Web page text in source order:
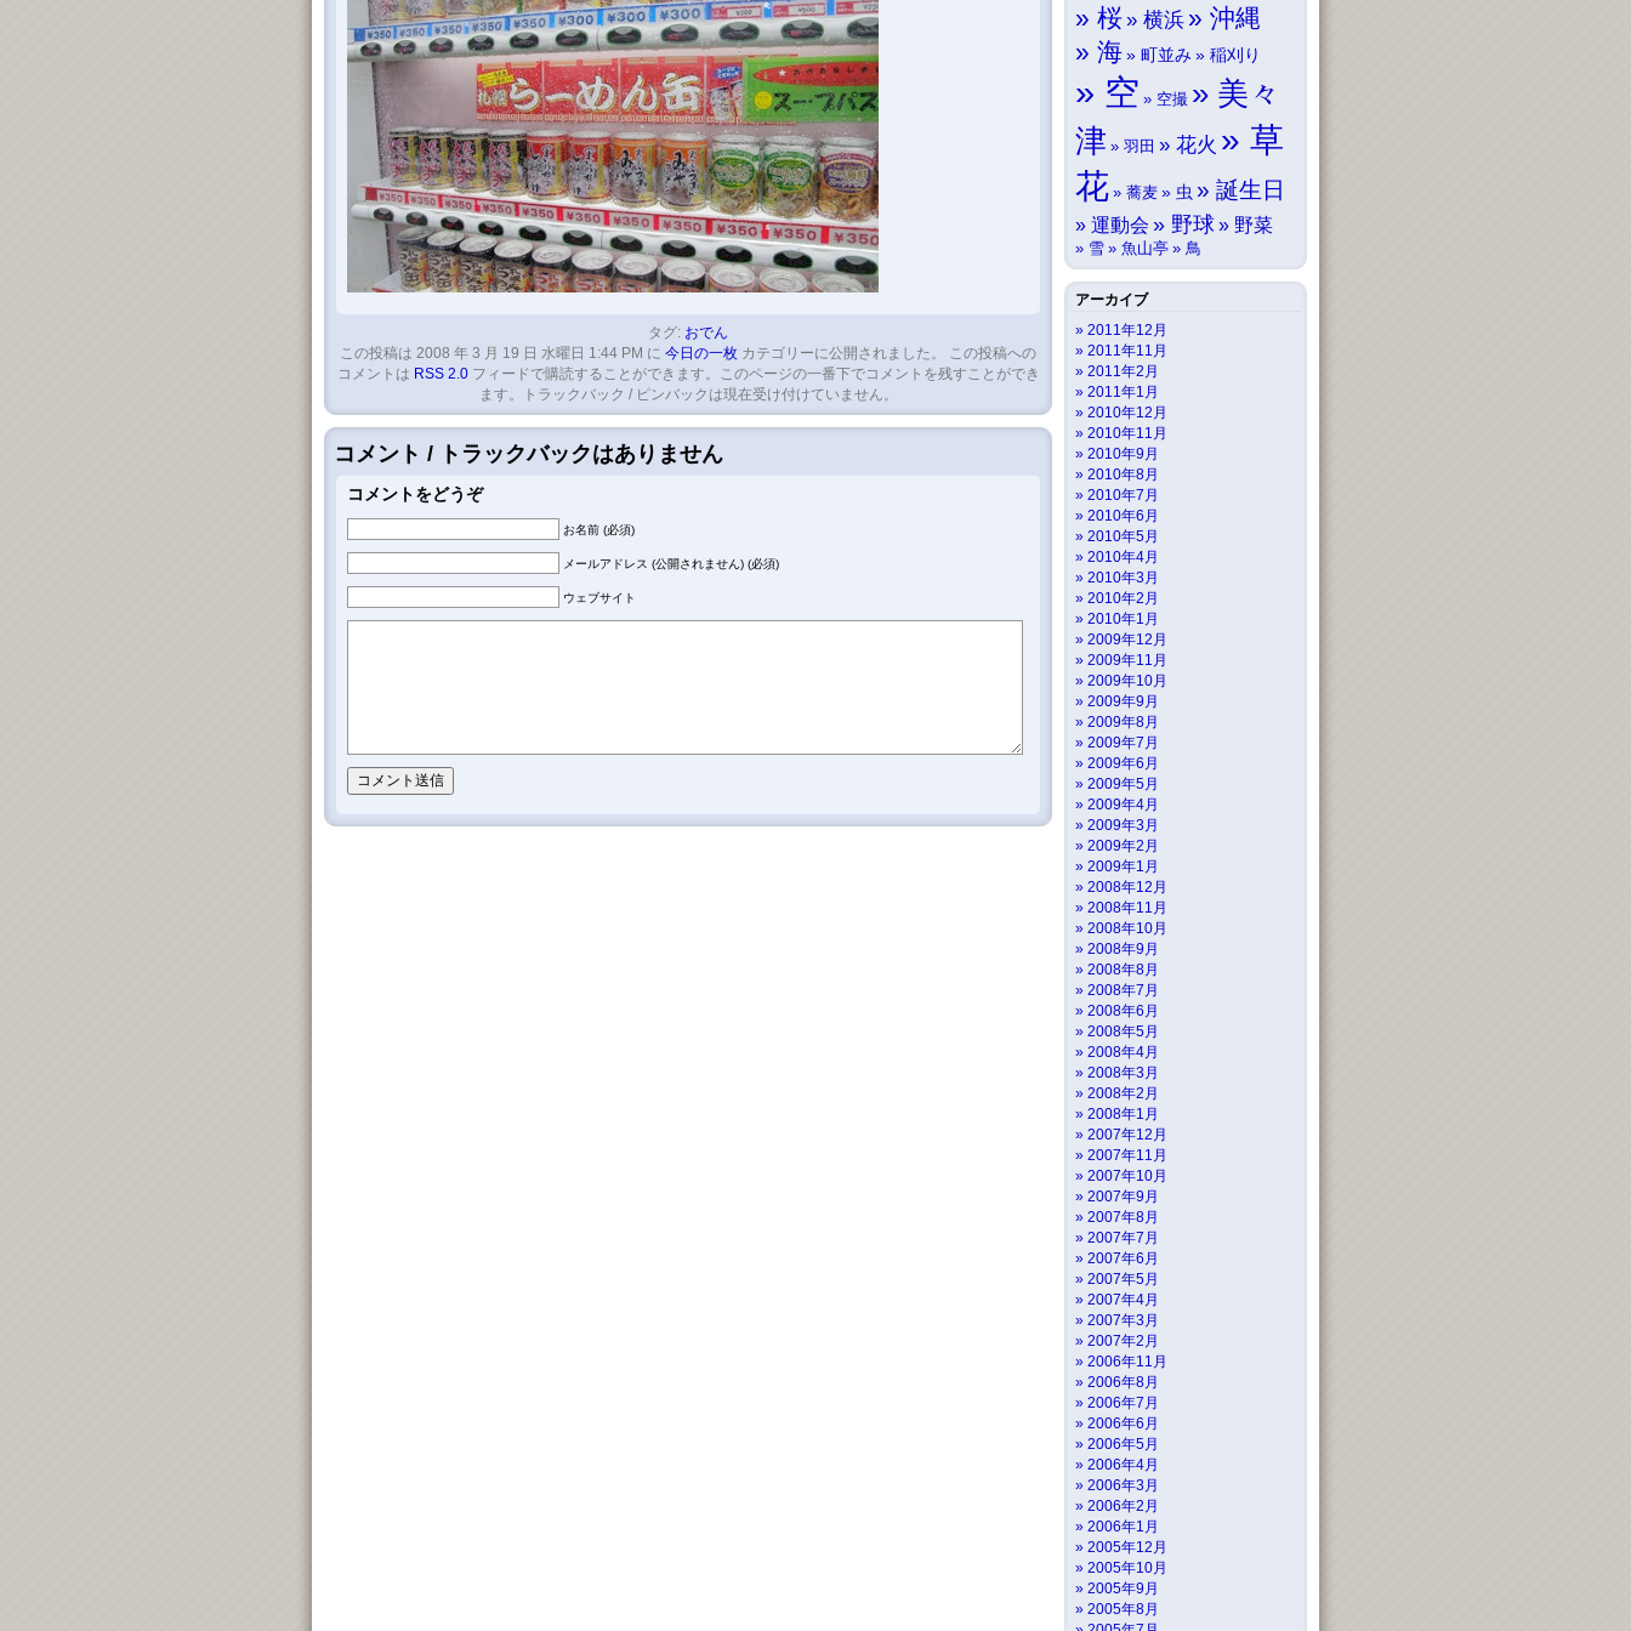
タグ: おでん
この投稿は 2008 年 3 月 19 日 水曜日 1:44 PM に 今日の一枚 カテゴリーに公開されました。 この投稿への
コメントは RSS 2.0フィードで購読することができます。このページの一番下でコメントを残すことができ
ます。トラックバック / ピンバックは現在受け付けていません。
コメント / トラックバックはありません
コメントをどうぞ
お名前 (必須)
メールアドレス (公開されません) (必須)
ウェブサイト
桜 横浜
沖縄
海
町並み 稲刈り
空 空撮
美々
津
羽田 花火
草
花
蕎麦 虫 誕生日
運動会 野球 野菜
雪 魚山亭 鳥
アーカイブ
2011年12月
2011年11月
2011年2月
2011年1月
2010年12月
2010年11月
2010年9月
2010年8月
2010年7月
2010年6月
2010年5月
2010年4月
2010年3月
2010年2月
2010年1月
2009年12月
2009年11月
2009年10月
2009年9月
2009年8月
2009年7月
2009年6月
2009年5月
2009年4月
2009年3月
2009年2月
2009年1月
2008年12月
2008年11月
2008年10月
2008年9月
2008年8月
2008年7月
2008年6月
2008年5月
2008年4月
2008年3月
2008年2月
2008年1月
2007年12月
2007年11月
2007年10月
2007年9月
2007年8月
2007年7月
2007年6月
2007年5月
2007年4月
2007年3月
2007年2月
2006年11月
2006年8月
2006年7月
2006年6月
2006年5月
2006年4月
2006年3月
2006年2月
2006年1月
2005年12月
2005年10月
2005年9月
2005年8月